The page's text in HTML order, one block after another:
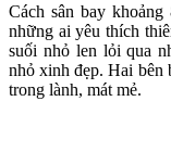
Cách sân bay
những ai yêu thích
suối nhỏ len lỏi qua
nhỏ xinh đẹp. Hai bên
trong lành, mát mẻ.